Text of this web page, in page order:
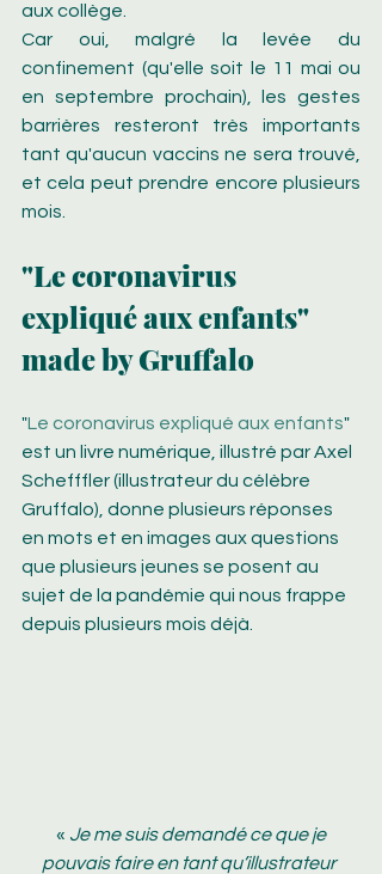
aux collège.
Car oui, malgré la levée du
confinement (qu'elle soit le 11 mai ou
en septembre prochain), les gestes
barrières resteront très importants
tant qu'aucun vaccins ne sera trouvé,
et cela peut prendre encore plusieurs
mois.
"Le coronavirus
expliqué aux enfants"
made by Gruffalo
"Le coronavirus expliqué aux enfants"
est un livre numérique, illustré par Axel
Schefffler (illustrateur du célèbre
Gruffalo), donne plusieurs réponses
en mots et en images aux questions
que plusieurs jeunes se posent au
sujet de la pandémie qui nous frappe
depuis plusieurs mois déjà.
« Je me suis demandé ce que je
pouvais faire en tant qu’illustrateur